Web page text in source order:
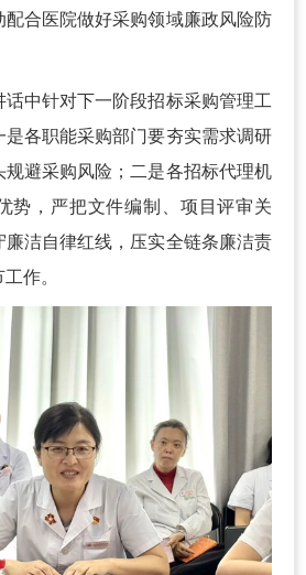
合医院做好采购领域廉政风险防
中针对下一阶段招标采购管理工
各职能采购部门要夯实需求调研
避采购风险；二是各招标代理机
势，严把文件编制、项目评审关
廉洁自律红线，压实全链条廉洁责
作。